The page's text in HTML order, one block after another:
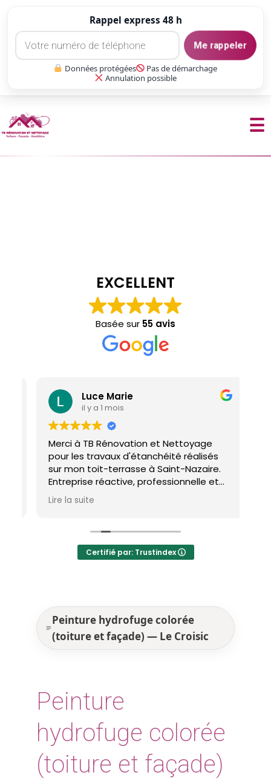
Rappel express 48 h
Me rappeler
Données protégées
Pas de démarchage
Annulation possible
☰
EXCELLENT
Basée sur 55 avis
Luce Marie
il y a 1 mois
Merci à TB Rénovation et Nettoyage
pour les travaux d'étanchéité réalisés
sur mon toit-terrasse à Saint-Nazaire.
Entreprise réactive, professionnelle et
agréable. Le travail a été réalisé avec
soin et dans les délais. Je recommande
Lire la suite
Certifié par: Trustindex
Peinture hydrofuge colorée
(toiture et façade) — Le Croisic
Peinture
hydrofuge colorée
(toiture et façade)